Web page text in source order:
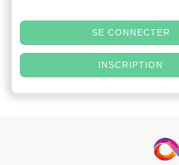
SE CONNECTER
INSCRIPTION